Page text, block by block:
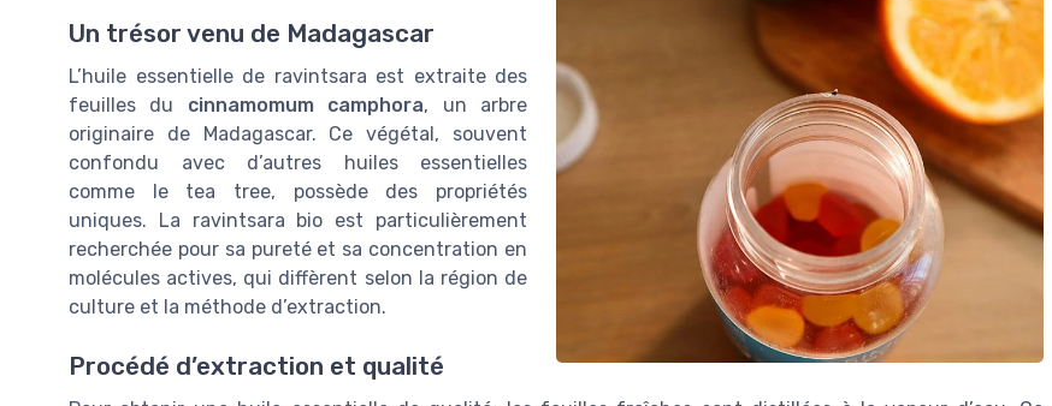
Un trésor venu de Madagascar
L’huile essentielle de ravintsara est extraite des
feuilles du cinnamomum camphora, un arbre
originaire de Madagascar. Ce végétal, souvent
confondu avec d’autres huiles essentielles
comme le tea tree, possède des propriétés
uniques. La ravintsara bio est particulièrement
recherchée pour sa pureté et sa concentration en
molécules actives, qui diffèrent selon la région de
culture et la méthode d’extraction.
Procédé d’extraction et qualité